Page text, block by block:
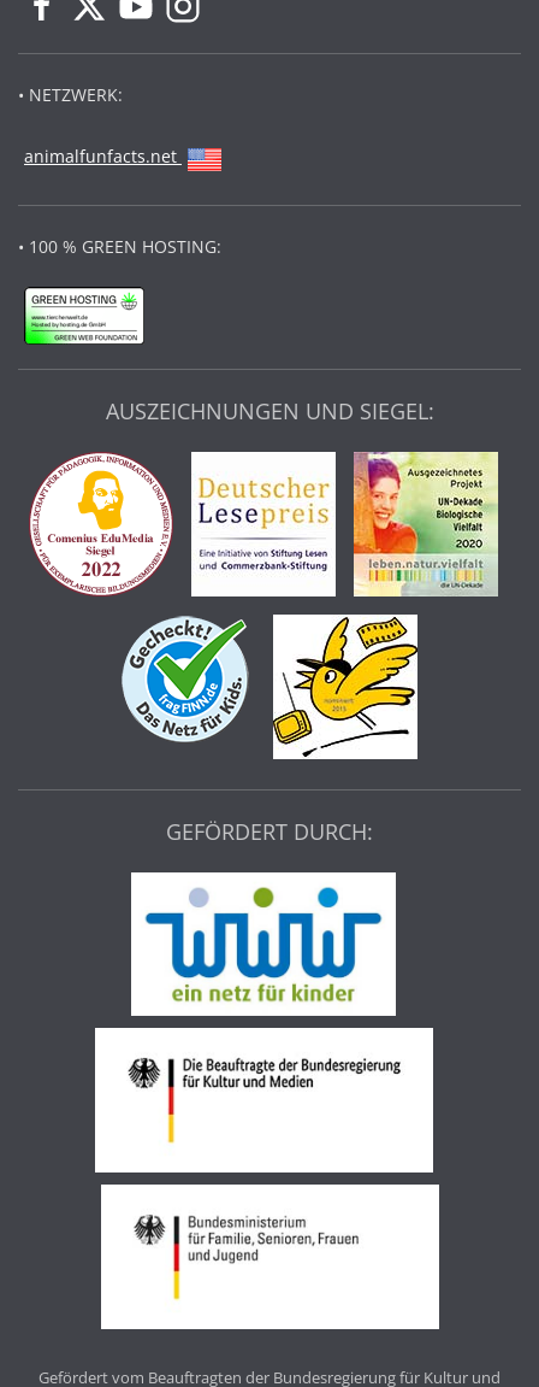
• NETZWERK:
animalfunfacts.net
• 100 % GREEN HOSTING:
AUSZEICHNUNGEN UND SIEGEL:
GEFÖRDERT DURCH:
Gefördert vom Beauftragten der Bundesregierung für Kultur und